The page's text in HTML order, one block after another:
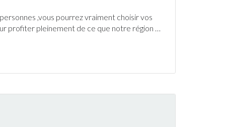
,vous pourrez vraiment choisir vos
profiter pleinement de ce que notre région …